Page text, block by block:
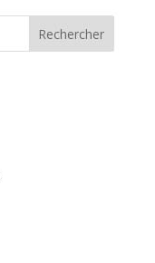
Rechercher